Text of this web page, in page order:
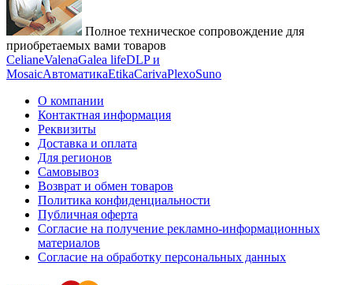
Полное техническое сопровождение для
приобретаемых вами товаров
CelianeValenaGalea lifeDLP и
MosaicАвтоматикаEtikaCarivaPlexoSuno
О компании
Контактная информация
Реквизиты
Доставка и оплата
Для регионов
Самовывоз
Возврат и обмен товаров
Политика конфиденциальности
Публичная оферта
Согласие на получение рекламно-информационных
материалов
Согласие на обработку персональных данных